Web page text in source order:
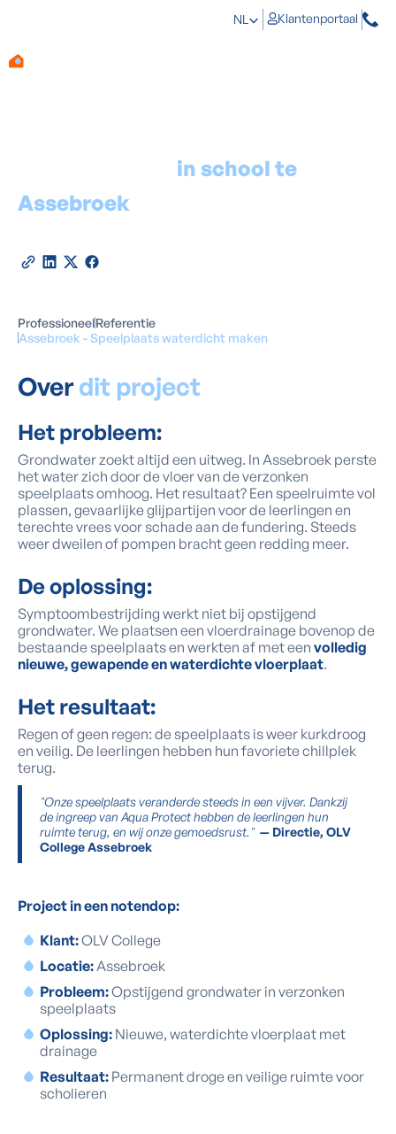
NL Klantenportaal
in school te
Assebroek
ProfessioneelReferentie
Assebroek - Speelplaats waterdicht maken
Overdit project
Het probleem:
Grondwater zoekt altijd een uitweg. In Assebroek perste
het water zich door de vloer van de verzonken
speelplaats omhoog. Het resultaat? Een speelruimte vol
plassen, gevaarlijke glijpartijen voor de leerlingen en
terechte vrees voor schade aan de fundering. Steeds
weer dweilen of pompen bracht geen redding meer.
De oplossing:
Symptoombestrijding werkt niet bij opstijgend
grondwater. We plaatsen een vloerdrainage bovenop de
bestaande speelplaats en werkten af met een volledig
nieuwe, gewapende en waterdichte vloerplaat.
Het resultaat:
Regen of geen regen: de speelplaats is weer kurkdroog
en veilig. De leerlingen hebben hun favoriete chillplek
terug.
"Onze speelplaats veranderde steeds in een vijver. Dankzij
de ingreep van Aqua Protect hebben de leerlingen hun
ruimte terug, en wij onze gemoedsrust." — Directie, OLV
College Assebroek
Project in een notendop:
Klant:OLV College
Locatie:Assebroek
Probleem:Opstijgend grondwater in verzonken
speelplaats
Oplossing: Nieuwe, waterdichte vloerplaat met
drainage
Resultaat: Permanent droge en veilige ruimte voor
scholieren